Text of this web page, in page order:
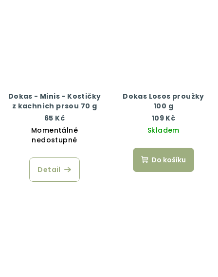
Dokas - Minis - Kostičky
z kachních prsou 70 g
65 Kč
Momentálně
nedostupné
Detail
Dokas Losos proužky
100 g
109 Kč
Skladem
Do košíku